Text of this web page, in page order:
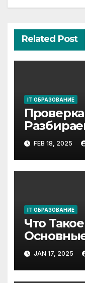
Related Post
IT ОБРАЗОВАНИЕ
Почему
FEB 18, 2025
IT ОБРАЗОВАНИЕ
Что
И Задачи
JAN 17, 2025